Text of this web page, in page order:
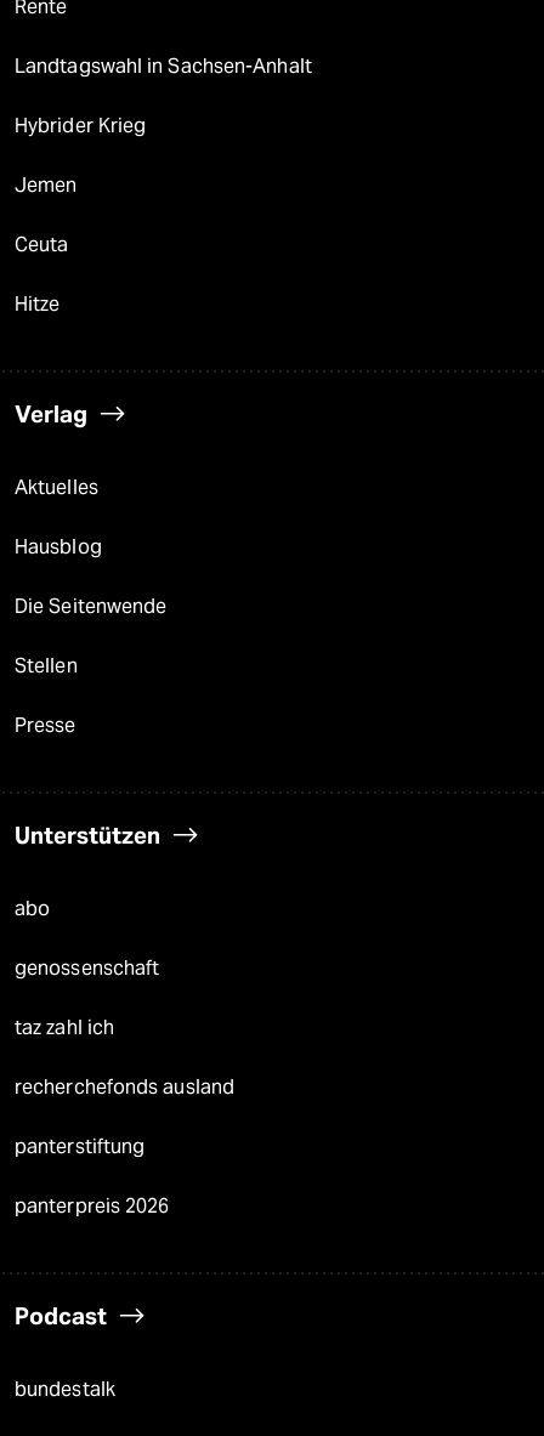
Rente
Landtagswahl in Sachsen-Anhalt
Hybrider Krieg
Jemen
Ceuta
Hitze
Verlag
Aktuelles
Hausblog
Die Seitenwende
Stellen
Presse
Unterstützen
abo
genossenschaft
taz zahl ich
recherchefonds ausland
panterstiftung
panterpreis 2026
Podcast
bundestalk